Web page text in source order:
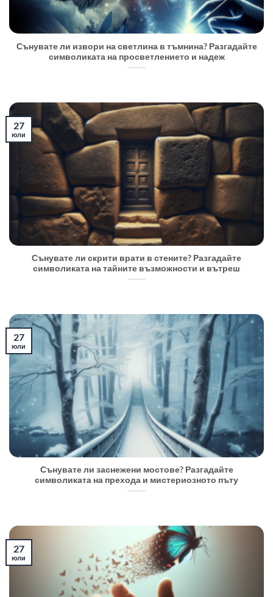
Сънувате ли извори на светлина в тъмнина? Разгадайте
символиката на просветлението и надеж
Сънувате ли скрити врати в стените? Разгадайте
символиката на тайните възможности и вътреш
27
юли
Сънувате ли заснежени мостове? Разгадайте
символиката на прехода и мистериозното пъту
27
юли
27
юли